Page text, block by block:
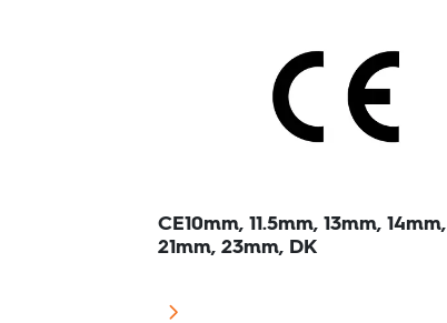
CE10mm, 11.5mm, 13mm, 14mm,
21mm, 23mm, DK